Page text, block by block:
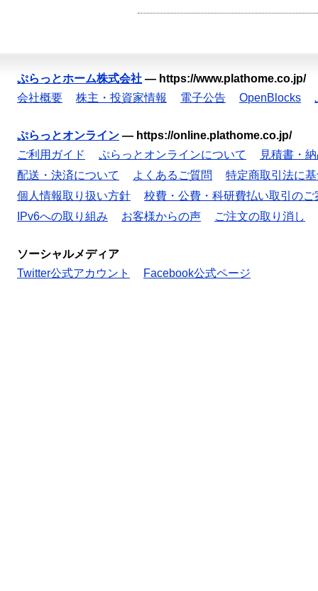
ぷらっとホーム株式会社 — https://www.plathome.co.jp/
会社概要
株主・投資家情報 電子公告 OpenBlocks
ぷらっとオンライン — https://online.plathome.co.jp/
ご利用ガイド
ぷらっとオンラインについて
見積書・
配送・決済について
よくあるご質問
特定商取引法に
個人情報取り扱い方針
校費・公費・科研費払い取引のご
IPv6への取り組み
お客様からの声 ご注文の取り消し
ソーシャルメディア
Twitter公式アカウント
Facebook公式ページ